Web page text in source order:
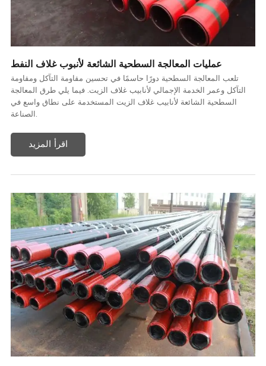
عمليات المعالجة السطحية الشائعة لأنبوب غلاف النفط
تلعب المعالجة السطحية دورًا حاسمًا في تحسين مقاومة التآكل ومقاومة
التآكل وعمر الخدمة الإجمالي لأنابيب غلاف الزيت. فيما يلي طرق المعالجة
السطحية الشائعة لأنابيب غلاف الزيت المستخدمة على نطاق واسع في
الصناعة.
اقرأ المزيد